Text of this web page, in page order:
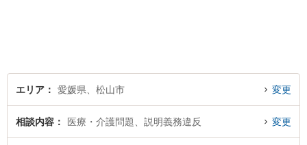
エリア 愛媛県、松山市 変更
相談内容 医療・介護問題、説明義務違反 変更